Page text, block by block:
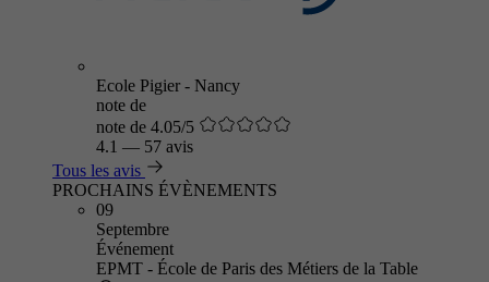
Ecole Pigier - Nancy
note de
note de 4.05/5
4.1 — 57 avis
Tous les avis
PROCHAINS ÉVÈNEMENTS
09
Septembre
Événement
EPMT - École de Paris des Métiers de la Table